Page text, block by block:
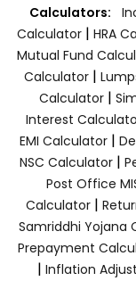
Calculators:
Calculator | HRA
Mutual Fund
Calculator |
Calculator|
Interest
EMI Calculator|
NSC Calculator|
Post Office
Calculator|
Samriddhi Yojana
Prepayment
| Inflation